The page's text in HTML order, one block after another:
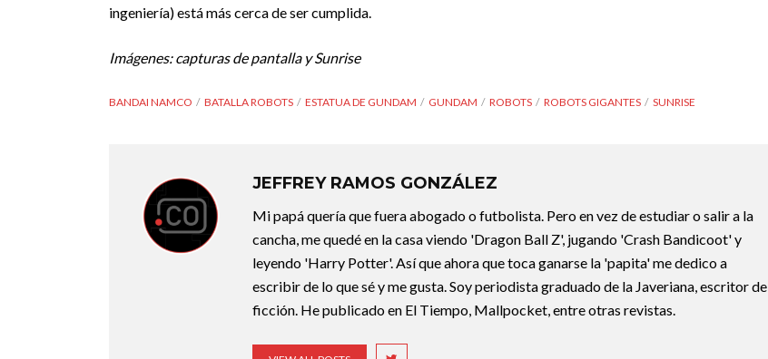
ingeniería) está más cerca de ser cumplida.
Imágenes: capturas de pantalla y Sunrise
BANDAI NAMCO BATALLA ROBOTS ESTATUA DE GUNDAM GUNDAM ROBOTS ROBOTS GIGANTES SUNRISE
JEFFREY RAMOS GONZÁLEZ
Mi papá quería que fuera abogado o futbolista. Pero en vez de estudiar o salir a la
cancha, me quedé en la casa viendo 'Dragon Ball Z', jugando 'Crash Bandicoot' y
leyendo 'Harry Potter'. Así que ahora que toca ganarse la 'papita' me dedico a
escribir de lo que sé y me gusta. Soy periodista graduado de la Javeriana, escritor de
ficción. He publicado en El Tiempo, Mallpocket, entre otras revistas.